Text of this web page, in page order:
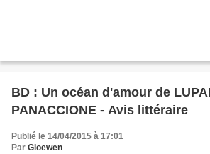
BD : Un océan d'amour de
PANACCIONE - Avis littéraire
Publié le 14/04/2015 à 17:01
Par Gloewen